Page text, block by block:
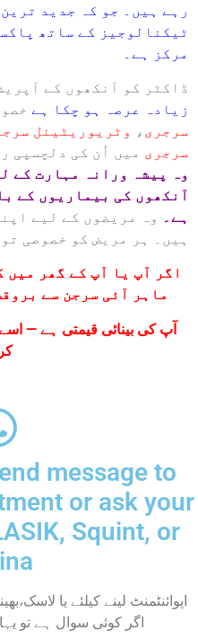
رہے ہیں۔ جو کہ جدید
ٹیکنالوجیز کے ساتھ
مرکز ہے۔
ڈاکٹر کو آنکھوں کے
زیادہ عرصہ ہو چکا ہے
سرجری ، وٹریوریٹینل
سرجری میں اُن کی دلچسپی
وہ پیشہ ورانہ مہارت کے
آنکھوں کی بیماریوں کے
ہے۔ وہ مریضوں کے لیے
ہیں۔ ہر مریض کو خصوصی
اگر آپ یا آپ کے گھر میں
ماہر آئی سرجن سے
آپ کی بینائی قیمتی ہے —
message to
or ask your
Squint, or
اپوائنٹمنٹ لینے کیلئے یا
اگر کوئی سوال ہے تو